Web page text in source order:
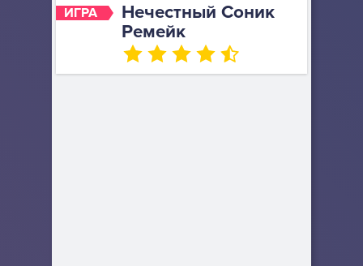
ИГРА
Нечестный Соник
Ремейк